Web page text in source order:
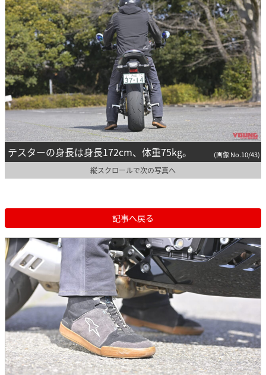
テスターの身長は身長172cm、体重75kg。 (画像 No.10/43)
縦スクロールで次の写真へ
記事へ戻る